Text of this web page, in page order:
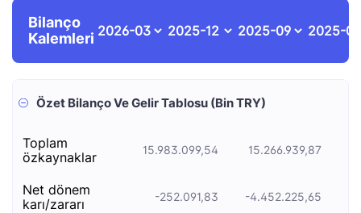
Bilanço
Kalemleri
Özet Bilanço Ve Gelir Tablosu (Bin TRY)
toplam
özkaynaklar
15.983.099,54 15.266.939,87
net dönem
karı/zararı
-252.091,83 -4.452.225,65